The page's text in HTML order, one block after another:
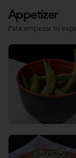
Appetizer
Para empezar tu